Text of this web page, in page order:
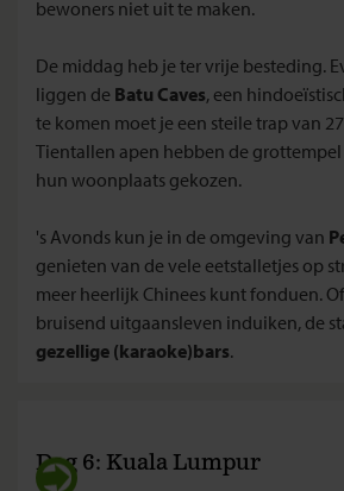
bewoners niet uit te maken.
De middag heb je ter vrije besteding.
liggen de Batu Caves, een
te komen moet je een steile trap van
Tientallen apen hebben de
hun woonplaats gekozen.
's Avonds kun je in de omgeving van
genieten van de vele eetstalletjes op
meer heerlijk Chinees kunt fonduen.
bruisend uitgaansleven induiken, de
gezellige (karaoke)bars.
Dag 6: Kuala Lumpur